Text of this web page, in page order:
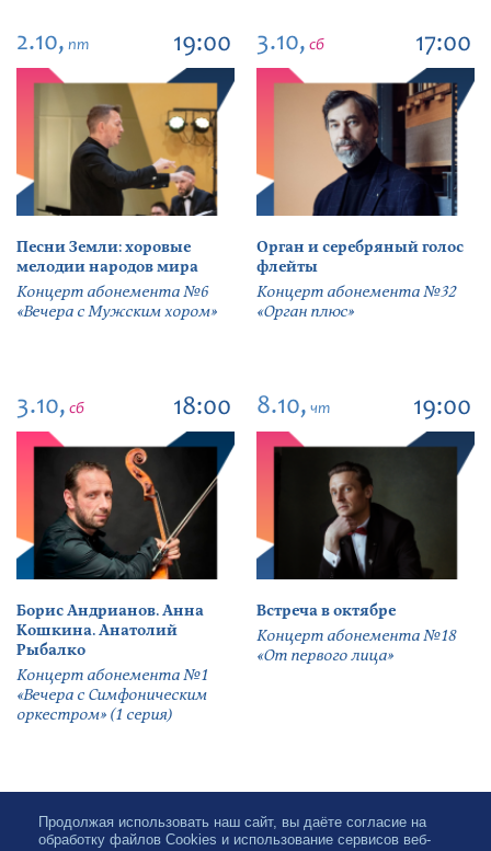
2.10, пт 19:00
Песни Земли: хоровые
мелодии народов мира
Концерт абонемента №6
«Вечера с Мужским хором»
3.10, сб 17:00
Орган и серебряный голос
флейты
Концерт абонемента №32
«Орган плюс»
3.10, сб 18:00
Борис Андрианов. Анна
Кошкина. Анатолий
Рыбалко
Концерт абонемента №1
«Вечера с Симфоническим
оркестром» (1 серия)
8.10, чт 19:00
Встреча в октябре
Концерт абонемента №18
«От первого лица»
Продолжая использовать наш сайт, вы даёте согласие на
обработку файлов Cookies и использование сервисов веб-